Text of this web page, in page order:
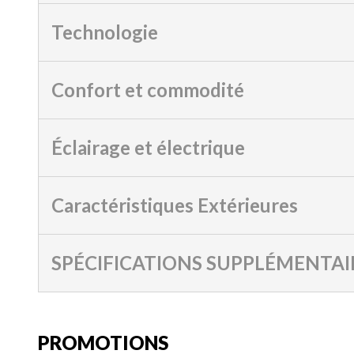
Technologie
Confort et commodité
Éclairage et électrique
Caractéristiques Extérieures
SPÉCIFICATIONS
PROMOTIONS